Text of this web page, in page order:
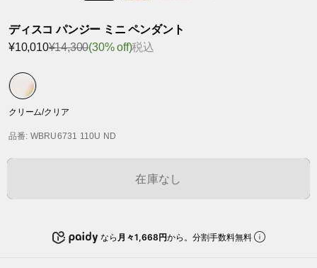
ディスコ パンジー ミニ ペンダント
¥10,010¥14,300(30% off)税込
クリーム/クリア
品番: WBRU6731 110U ND
在庫なし
なら 月々1,668円から。分割手数料無料